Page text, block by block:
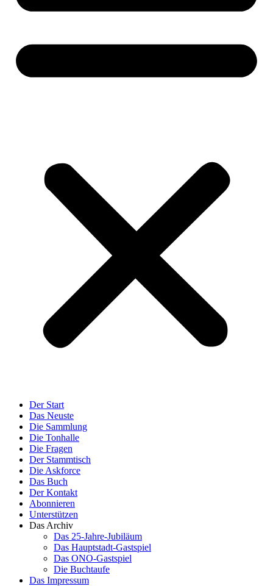
Der Start
Das Neuste
Die Sammlung
Die Tonhalle
Die Fragen
Der Stammtisch
Die Askforce
Das Buch
Der Kontakt
Abonnieren
Unterstützen
Das Archiv
Das 25-Jahre-Jubiläum
Das Hauptstadt-Gastspiel
Das ONO-Gastspiel
Die Buchtaufe
Das Impressum